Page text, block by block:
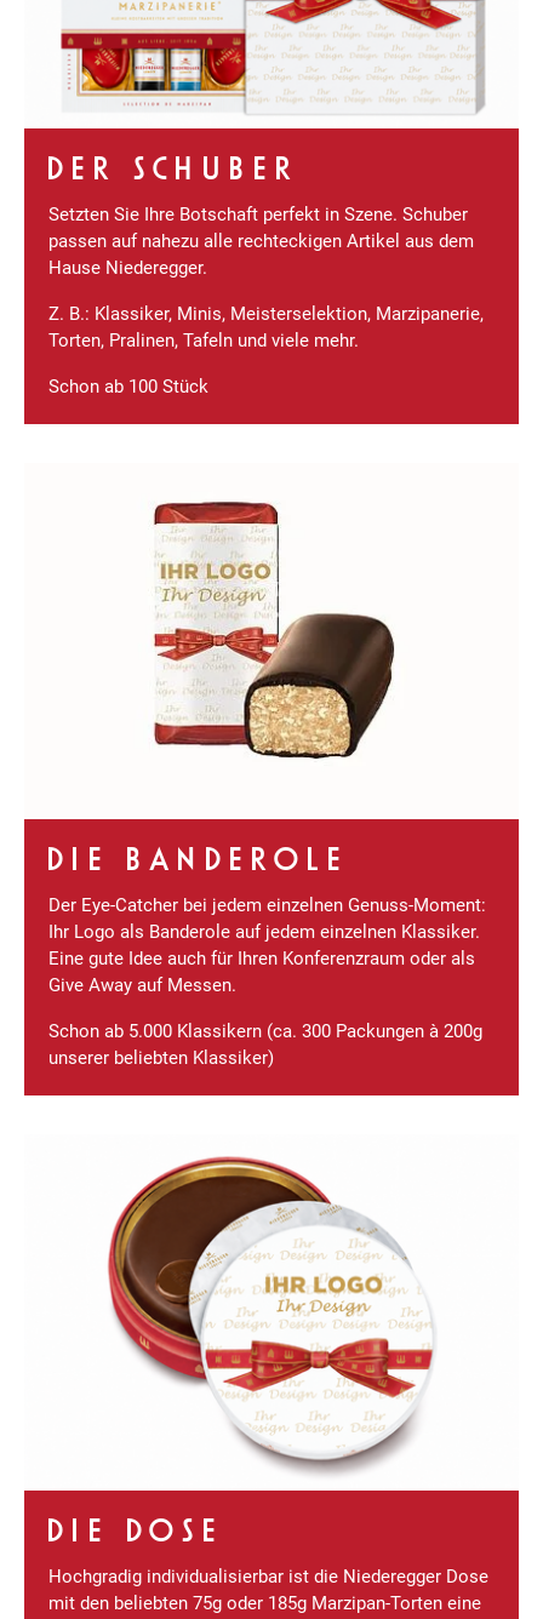
DER SCHUBER
Setzten Sie Ihre Botschaft perfekt in Szene. Schuber
passen auf nahezu alle rechteckigen Artikel aus dem
Hause Niederegger.
Z. B.: Klassiker, Minis, Meisterselektion, Marzipanerie,
Torten, Pralinen, Tafeln und viele mehr.
Schon ab 100 Stück
DIE BANDEROLE
Der Eye-Catcher bei jedem einzelnen Genuss-Moment:
Ihr Logo als Banderole auf jedem einzelnen Klassiker.
Eine gute Idee auch für Ihren Konferenzraum oder als
Give Away auf Messen.
Schon ab 5.000 Klassikern (ca. 300 Packungen à 200g
unserer beliebten Klassiker)
DIE DOSE
Hochgradig individualisierbar ist die Niederegger Dose
mit den beliebten 75g oder 185g Marzipan-Torten eine